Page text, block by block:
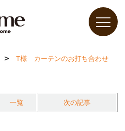
T様 カーテンのお打ち合わせ
一覧 次の記事